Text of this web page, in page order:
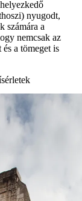
nyugodt,
számára a
nemcsak az
és a tömeget is